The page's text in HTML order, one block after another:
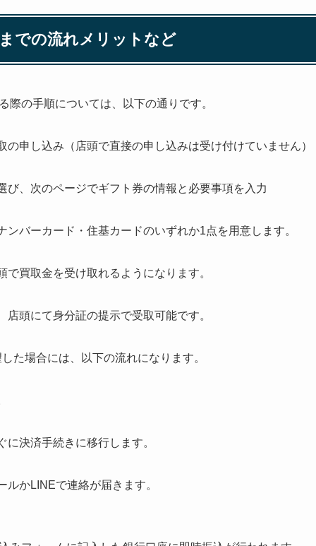
での流れメリットなど
際の手順については、以下の通りです。
の申し込み（店頭で直接の申し込みは受け付けていません）
び、次のページでギフト券の情報と必要事項を入力
ンバーカード・住基カードのいずれか1点を用意します。
買取金を受け取れるようになります。
頭にて身分証の提示で受取可能です。
た場合には、以下の流れになります。
決済手続きに移行します。
かLINEで連絡が届きます。